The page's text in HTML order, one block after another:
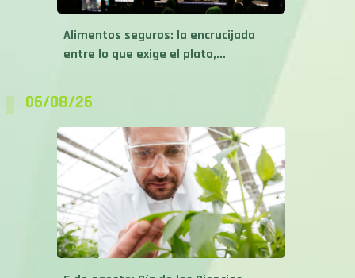
Alimentos seguros: la encrucijada
entre lo que exige el plato,...
06/08/26